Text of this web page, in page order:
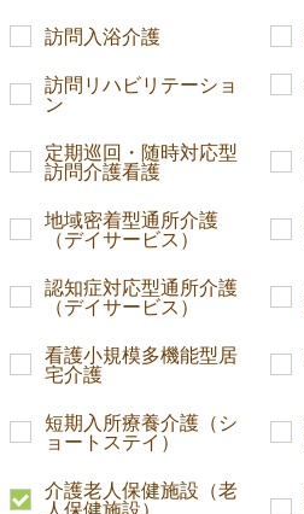
訪問入浴介護
訪問リハビリテーショ
ン
定期巡回・随時対応型
訪問介護看護
地域密着型通所介護
（デイサービス）
認知症対応型通所介護
（デイサービス）
看護小規模多機能型居
宅介護
短期入所療養介護（シ
ョートステイ）
介護老人保健施設（老
人保健施設）